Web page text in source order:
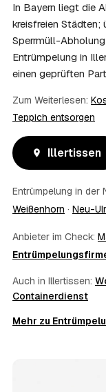
Zentrum
über die
08 Bekomme ich
Ja. Die Partner
stellen auf
oder die eigene
09 Muss ich bei
Nicht zwingend.
Übergabe und
Ablauf — etwa
10 Was ist im
Der Festpreis
fachgerechte
besenreiner
11
Was kostet
Die Anfrage ist
In Bayern liegt die
kreisfreien Städten;
Sperrmüll-
Entrümpelung in
einen geprüften
Zum Weiterlesen:
Teppich entsorgen
Illertissen
Entrümpelung in der
Weißenhorn · Neu-
Anbieter im Check:
Auch in Illertissen:
Containerdienst
Mehr zu